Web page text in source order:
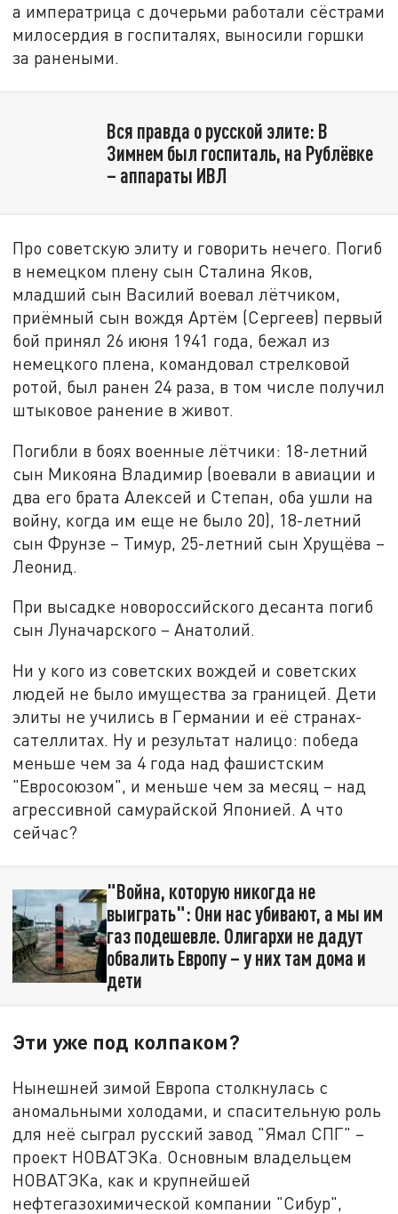
а императрица с дочерьми работали сёстрами
милосердия в госпиталях, выносили горшки
за ранеными.
Вся правда о русской элите: В
Зимнем был госпиталь, на Рублёвке
– аппараты ИВЛ
Про советскую элиту и говорить нечего. Погиб
в немецком плену сын Сталина Яков,
младший сын Василий воевал лётчиком,
приёмный сын вождя Артём (Сергеев) первый
бой принял 26 июня 1941 года, бежал из
немецкого плена, командовал стрелковой
ротой, был ранен 24 раза, в том числе получил
штыковое ранение в живот.
Погибли в боях военные лётчики: 18-летний
сын Микояна Владимир (воевали в авиации и
два его брата Алексей и Степан, оба ушли на
войну, когда им еще не было 20), 18-летний
сын Фрунзе – Тимур, 25-летний сын Хрущёва –
Леонид.
При высадке новороссийского десанта погиб
сын Луначарского – Анатолий.
Ни у кого из советских вождей и советских
людей не было имущества за границей. Дети
элиты не учились в Германии и её странах-
сателлитах. Ну и результат налицо: победа
меньше чем за 4 года над фашистским
"Евросоюзом", и меньше чем за месяц – над
агрессивной самурайской Японией. А что
сейчас?
"Война, которую никогда не
выиграть": Они нас убивают, а мы им
газ подешевле. Олигархи не дадут
обвалить Европу – у них там дома и
дети
Эти уже под колпаком?
Нынешней зимой Европа столкнулась с
аномальными холодами, и спасительную роль
для неё сыграл русский завод "Ямал СПГ" –
проект НОВАТЭКа. Основным владельцем
НОВАТЭКа, как и крупнейшей
нефтегазохимической компании "Сибур",